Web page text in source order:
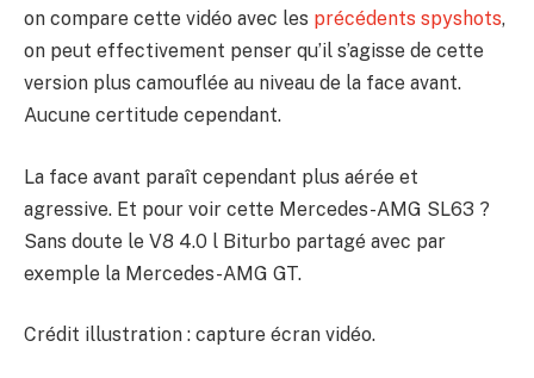
on compare cette vidéo avec les précédents spyshots,
on peut effectivement penser qu’il s’agisse de cette
version plus camouflée au niveau de la face avant.
Aucune certitude cependant.
La face avant paraît cependant plus aérée et
agressive. Et pour voir cette Mercedes-AMG SL63 ?
Sans doute le V8 4.0 l Biturbo partagé avec par
exemple la Mercedes-AMG GT.
Crédit illustration : capture écran vidéo.